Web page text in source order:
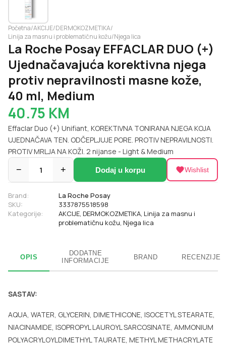
Početna/AKCIJE/DERMOKOZMETIKA/
Linija za masnu i problematičnu kožu/Njega lica
La Roche Posay EFFACLAR DUO (+)
Ujednačavajuća korektivna njega
protiv nepravilnosti masne kože,
40 ml, Medium
40.75 KM
Effaclar Duo (+) Unifiant, KOREKTIVNA TONIRANA NJEGA KOJA
UJEDNAČAVA TEN. ODČEPLJUJE PORE. PROTIV NEPRAVILNOSTI.
PROTIV MRLJA NA KOŽI. 2 nijanse - Light & Medium
− 1 + Dodaj u korpu Wishlist
Brand:
La Roche Posay
SKU:
3337875518598
Kategorije:
AKCIJE, DERMOKOZMETIKA, Linija za masnu i
problematičnu kožu, Njega lica
OPIS
DODATNE
INFORMACIJE
BRAND RECENZIJE
SASTAV:
AQUA, WATER, GLYCERIN, DIMETHICONE, ISOCETYL STEARATE,
NIACINAMIDE, ISOPROPYL LAUROYL SARCOSINATE, AMMONIUM
POLYACRYLOYLDIMETHYL TAURATE, METHYL METHACRYLATE